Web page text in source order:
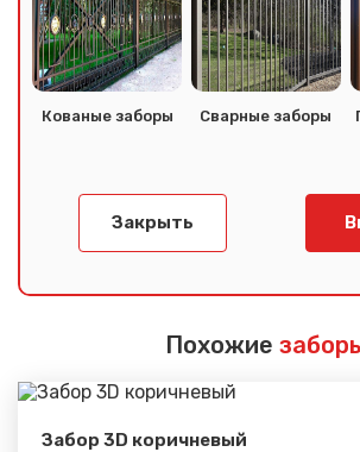
Кованые заборы Сварные заборы
Закрыть
Похожие
Забор 3D коричневый